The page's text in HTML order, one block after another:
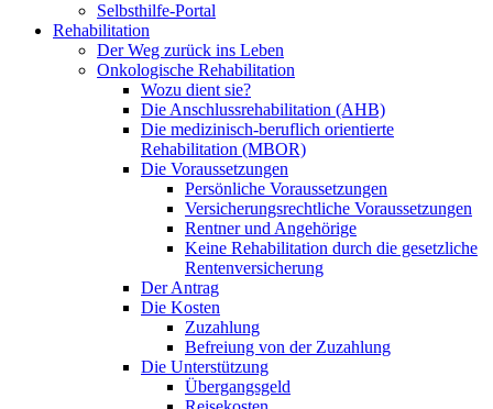
Selbsthilfe-Portal
Rehabilitation
Der Weg zurück ins Leben
Onkologische Rehabilitation
Wozu dient sie?
Die Anschlussrehabilitation (AHB)
Die medizinisch-beruflich orientierte
Rehabilitation (MBOR)
Die Voraussetzungen
Persönliche Voraussetzungen
Versicherungsrechtliche Voraussetzungen
Rentner und Angehörige
Keine Rehabilitation durch die gesetzliche
Rentenversicherung
Der Antrag
Die Kosten
Zuzahlung
Befreiung von der Zuzahlung
Die Unterstützung
Übergangsgeld